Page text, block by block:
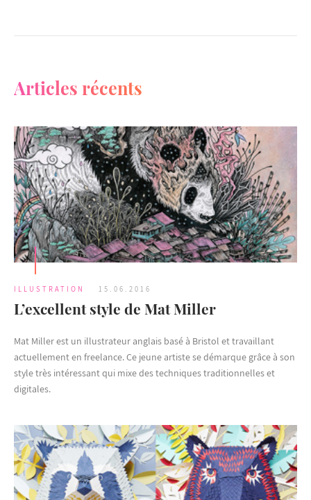
Articles récents
ILLUSTRATION 15.06.2016
L’excellent style de Mat Miller
Mat Miller est un illustrateur anglais basé à Bristol et travaillant
actuellement en freelance. Ce jeune artiste se démarque grâce à son
style très intéressant qui mixe des techniques traditionnelles et
digitales.